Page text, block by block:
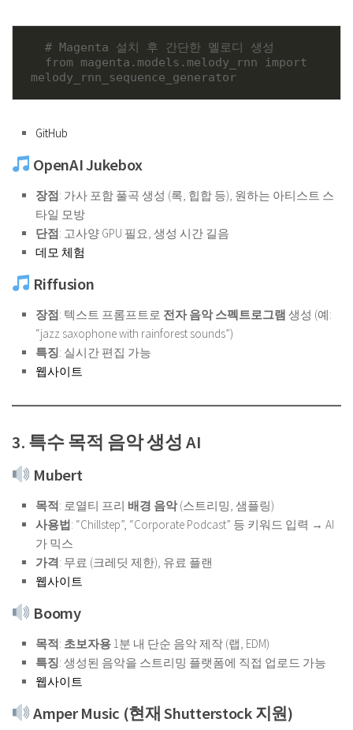
melody_rnn_sequence_generator
GitHub
OpenAI Jukebox
장점: 가사 포함 풀곡 생성 (록, 힙합 등), 원하는 아티스트 스
타일 모방
단점: 고사양 GPU 필요, 생성 시간 길음
데모 체험
Riffusion
장점: 텍스트 프롬프트로 전자 음악 스펙트로그램 생성 (예:
“jazz saxophone with rainforest sounds”)
특징: 실시간 편집 가능
웹사이트
3. 특수 목적 음악 생성 AI
Mubert
목적: 로열티 프리 배경 음악(스트리밍, 샘플링)
사용법: “Chillstep”, “Corporate Podcast” 등 키워드 입력 → AI
가 믹스
가격: 무료 (크레딧 제한), 유료 플랜
웹사이트
Boomy
목적: 초보자용 1분 내 단순 음악 제작 (랩, EDM)
특징: 생성된 음악을 스트리밍 플랫폼에 직접 업로드 가능
웹사이트
Amper Music (현재 Shutterstock 지원)